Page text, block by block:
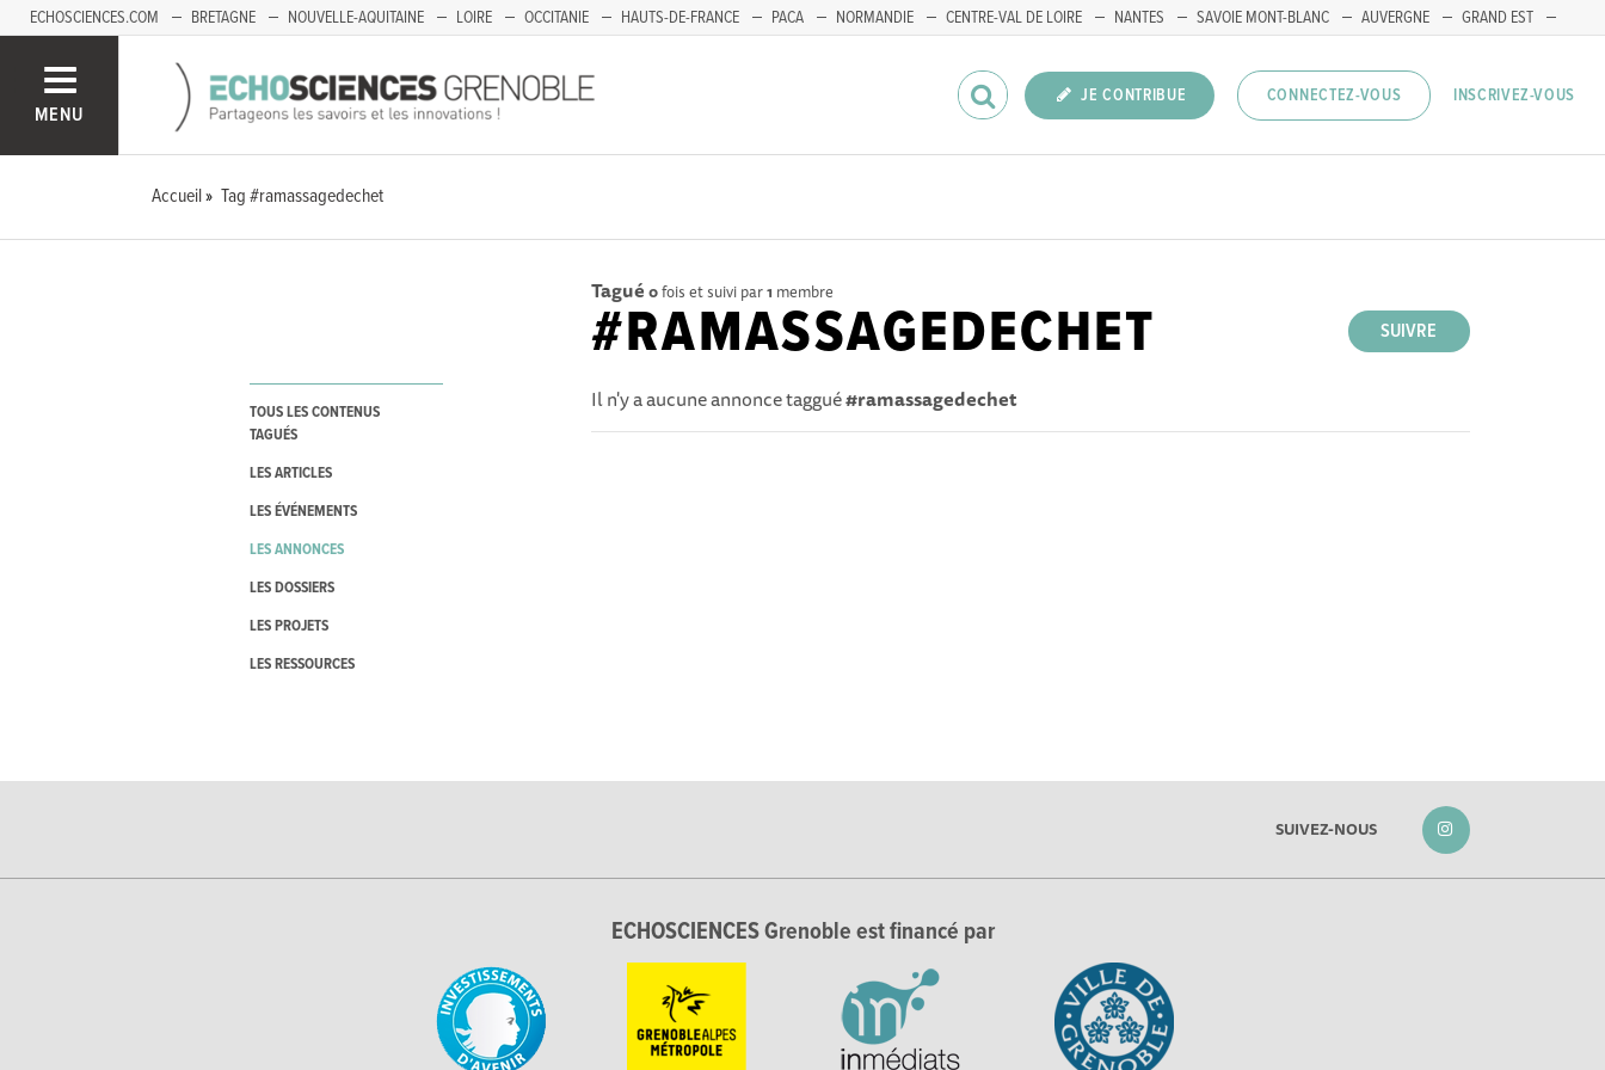
ECHOSCIENCES.COM BRETAGNE NOUVELLE-AQUITAINE LOIRE OCCITANIE HAUTS-DE-FRANCE PACA NORMANDIE CENTRE-VAL DE LOIRE NANTES SAVOIE MONT-BLANC AUVERGNE
GRAND EST
MENU
JE CONTRIBUE CONNECTEZ-VOUS INSCRIVEZ-VOUS
Accueil Tag #ramassagedechet
TOUS LES CONTENUS
TAGUÉS
LES ARTICLES
LES ÉVÉNEMENTS
LES ANNONCES
LES DOSSIERS
LES PROJETS
LES RESSOURCES
Tagué 0fois et suivi par1 membre
SUIVRE
#RAMASSAGEDECHET
Il n'y a aucune annonce taggué#ramassagedechet
SUIVEZ-NOUS
ECHOSCIENCES Grenoble est financé par